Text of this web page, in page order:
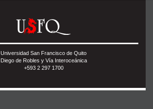
Universidad San Francisco de Quito
Diego de Robles y Vía Interoceánica
+593 2 297 1700